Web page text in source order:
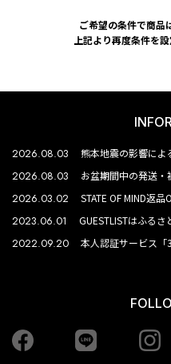
ご希望の条件で商品
上記より再度条件を
2026.08.03 熊本地震の影響によ
2026.08.03 お盆期間中の発送・
2026.03.02 STATE OF MIND返
2023.06.01 GUESTLISTはふるさ
2022.09.20 本人認証サービス
Facebook